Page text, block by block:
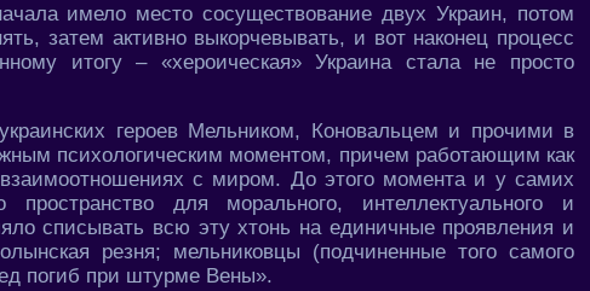
имело место сосуществование двух Украин, потом
затем активно выкорчевывать, и вот наконец процесс
итогу – «хероическая» Украина стала не просто
героев Мельником, Коновальцем и прочими в
психологическим моментом, причем работающим как
взаимоотношениях с миром. До этого момента и у самих
для морального, интеллектуального и
списывать всю эту хтонь на единичные проявления и
резня; мельниковцы (подчиненные того самого
погиб при штурме Вены».